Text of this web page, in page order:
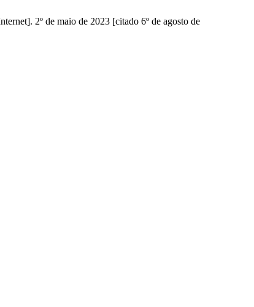
2º de maio de 2023 [citado 6º de agosto de